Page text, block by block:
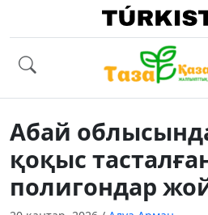
Абай
қоқыс
полигондар